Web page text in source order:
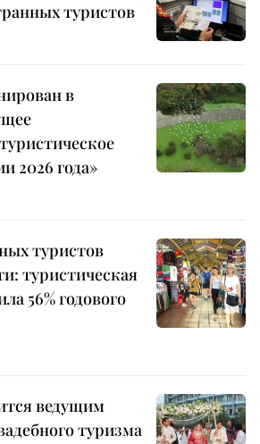
туристов
в
2026 года»
туристов
туристическая
56% годового
ведущим
туризма